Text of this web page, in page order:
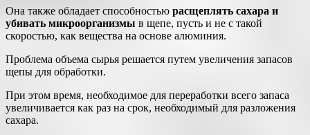
Она также обладает способностью расщеплять сахара и
убивать микроорганизмы в щепе, пусть и не с такой
скоростью, как вещества на основе алюминия.
Проблема объема сырья решается путем увеличения запасов
щепы для обработки.
При этом время, необходимое для переработки всего запаса
увеличивается как раз на срок, необходимый для разложения
сахара.